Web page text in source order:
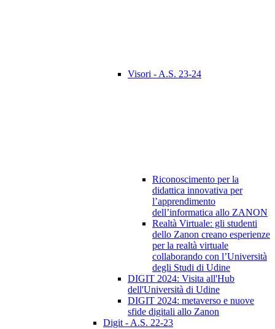
Visori - A.S. 23-24
Riconoscimento per la
didattica innovativa per
l’apprendimento
dell’informatica allo ZANON
Realtà Virtuale: gli studenti
dello Zanon creano esperienze
per la realtà virtuale
collaborando con l’Università
degli Studi di Udine
DIGIT 2024: Visita all'Hub
dell'Università di Udine
DIGIT 2024: metaverso e nuove
sfide digitali allo Zanon
Digit - A.S. 22-23